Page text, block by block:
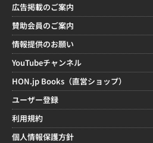
広告掲載のご案内
賛助会員のご案内
情報提供のお願い
YouTubeチャンネル
HON.jp Books（直営ショップ）
ユーザー登録
利用規約
個人情報保護方針